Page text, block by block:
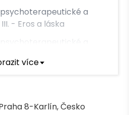
a
- Eros a láska
dětské terapeuty -
aspekty hry a její
dětí
více
8-Karlín, Česko